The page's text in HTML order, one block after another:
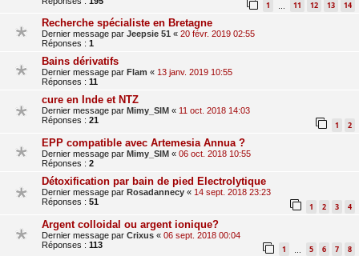
1 11 12 13 14
Recherche spécialiste en Bretagne
Dernier message par Jeepsie 51 « 20 févr. 2019 02:55
Réponses : 1
Bains dérivatifs
Dernier message par Flam « 13 janv. 2019 10:55
Réponses : 11
cure en Inde et NTZ
Dernier message par Mimy_SIM « 11 oct. 2018 14:03
Réponses : 21 1 2
EPP compatible avec Artemesia Annua ?
Dernier message par Mimy_SIM « 06 oct. 2018 10:55
Réponses : 2
Détoxification par bain de pied Electrolytique
Dernier message par Rosadannecy « 14 sept. 2018 23:23
Réponses : 51 1 2 3 4
Argent colloidal ou argent ionique?
Dernier message par Crixus « 06 sept. 2018 00:04
Réponses : 113 1 5 6 7 8